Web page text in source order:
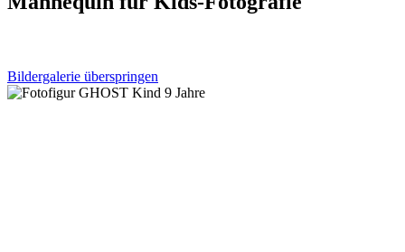
Bildergalerie überspringen